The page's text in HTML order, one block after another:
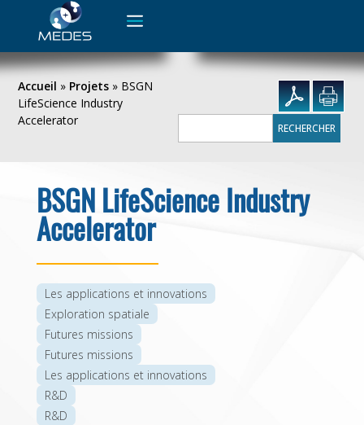
Rechercher :
Accueil » Projets » BSGN
LifeScience Industry
Accelerator
BSGN LifeScience Industry
Accelerator
Les applications et innovations
Exploration spatiale
Futures missions
Futures missions
Les applications et innovations
R&D
R&D